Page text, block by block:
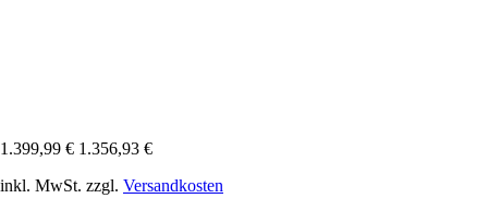
1.399,99 € 1.356,93 €
inkl. MwSt. zzgl. Versandkosten